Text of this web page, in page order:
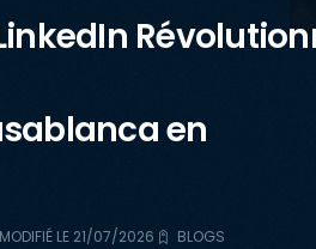
en
MODIFIÉ LE 21/07/2026 BLOGS